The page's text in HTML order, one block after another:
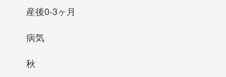
産後0-3ヶ月
病気
秋